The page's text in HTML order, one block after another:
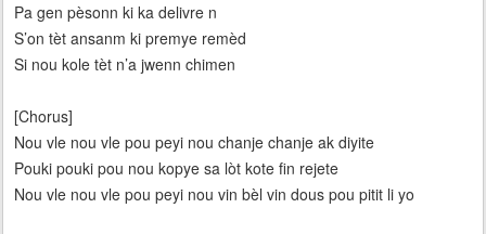
Pa gen pèsonn ki ka delivre n
S’on tèt ansanm ki premye remèd
Si nou kole tèt n’a jwenn chimen
[Chorus]
Nou vle nou vle pou peyi nou chanje chanje ak diyite
Pouki pouki pou nou kopye sa lòt kote fin rejete
Nou vle nou vle pou peyi nou vin bèl vin dous pou pitit li yo